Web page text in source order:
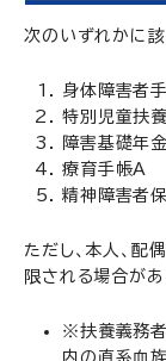
次のいずれかに該
身体障害者
特別児童扶
障害基礎年
療育手帳A
精神障害者
ただし、本人、配
限される場合があ
※扶養義務者
内の直系血族